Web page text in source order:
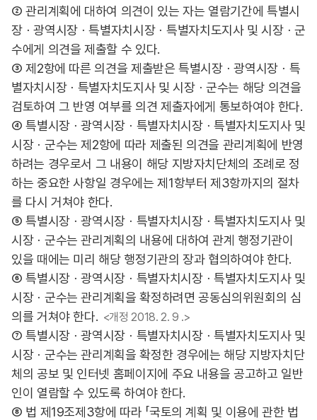
② 관리계획에 대하여 의견이 있는 자는 열람기간에 특별시
장ㆍ광역시장ㆍ특별자치시장ㆍ특별자치도지사 및 시장ㆍ군
수에게 의견을 제출할 수 있다.
③ 제2항에 따른 의견을 제출받은 특별시장ㆍ광역시장ㆍ특
별자치시장ㆍ특별자치도지사 및 시장ㆍ군수는 해당 의견을
검토하여 그 반영 여부를 의견 제출자에게 통보하여야 한다.
④ 특별시장ㆍ광역시장ㆍ특별자치시장ㆍ특별자치도지사 및
시장ㆍ군수는 제2항에 따라 제출된 의견을 관리계획에 반영
하려는 경우로서 그 내용이 해당 지방자치단체의 조례로 정
하는 중요한 사항일 경우에는 제1항부터 제3항까지의 절차
를 다시 거쳐야 한다.
⑤ 특별시장ㆍ광역시장ㆍ특별자치시장ㆍ특별자치도지사 및
시장ㆍ군수는 관리계획의 내용에 대하여 관계 행정기관이
있을 때에는 미리 해당 행정기관의 장과 협의하여야 한다.
⑥ 특별시장ㆍ광역시장ㆍ특별자치시장ㆍ특별자치도지사 및
시장ㆍ군수는 관리계획을 확정하려면 공동심의위원회의 심
의를 거쳐야 한다. <개정 2018. 2. 9 .>
⑦ 특별시장ㆍ광역시장ㆍ특별자치시장ㆍ특별자치도지사 및
시장ㆍ군수는 관리계획을 확정한 경우에는 해당 지방자치단
체의 공보 및 인터넷 홈페이지에 주요 내용을 공고하고 일반
인이 열람할 수 있도록 하여야 한다.
⑧ 법 제19조제3항에 따라 「국토의 계획 및 이용에 관한 법